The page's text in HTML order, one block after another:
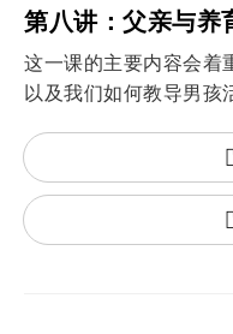
第八讲：父亲与养
这一课的主要内容会着
以及我们如何教导男孩